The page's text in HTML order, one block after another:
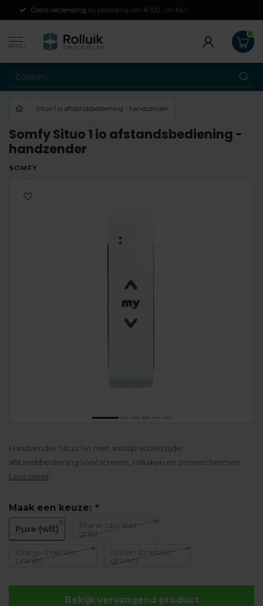
Gratis verzending bij besteding van € 100,- (in NL)
MENU
Situo 1 io afstandsbediening - handzender
Somfy Situo 1 io afstandsbediening -
handzender
SOMFY
Handzender Situo 1 io met antislip achterzijde:
afstandsbediening voor screens, rolluiken en zonneschermen.
Lees meer
Maak een keuze: *
Pure (wit) Titane (donker
grijs)
Oranje (metalic
oranje)
Groen (metalic
groen)
Bekijk vervangend product